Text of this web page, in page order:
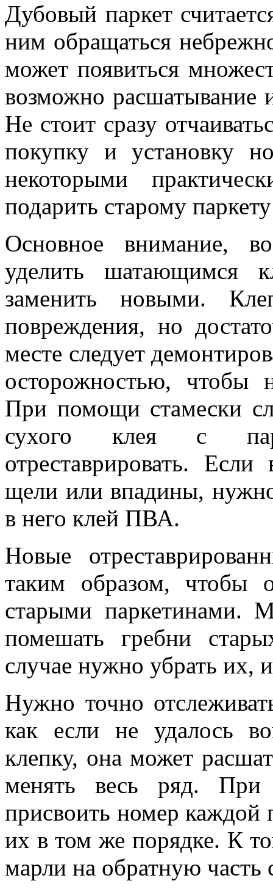
Дубовый паркет
ним обращаться
может появиться
возможно расшатывание
Не стоит сразу
покупку и установку
некоторыми
подарить старому
Основное внимание,
уделить шатающимся
заменить новыми.
повреждения, но
месте следует
осторожностью, чтобы
При помощи стамески
сухого клея с
отреставрировать.
щели или впадины,
в него клей ПВА.
Новые
таким образом, чтобы
старыми паркетинами.
помешать гребни
случае нужно убрать их,
Нужно точно
как если не удалось
клепку, она может
менять весь ряд. При
присвоить номер каждой
их в том же порядке. К
марли на обратную